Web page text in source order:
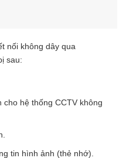
nối không dây qua
sau:
cho hệ thống CCTV không
tin hình ảnh (thẻ nhớ).